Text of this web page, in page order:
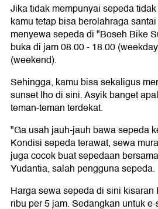
Jika tidak mempunyai sepeda
kamu tetap bisa berolahraga
menyewa sepeda di "Boseh Bike
buka di jam 08.00 - 18.00
(weekend).
Sehingga, kamu bisa sekaligus
sunset lho di sini. Asyik banget
teman-teman terdekat.
"Ga usah jauh-jauh bawa sepeda
Kondisi sepeda terawat, sewa
juga cocok buat sepedaan
Yudantia, salah pengguna sepeda.
Harga sewa sepeda di sini
ribu per 5 jam. Sedangkan untuk